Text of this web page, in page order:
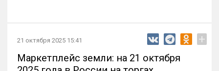
21 октября 2025 15:41 +
Маркетплейс земли: на 21 октября